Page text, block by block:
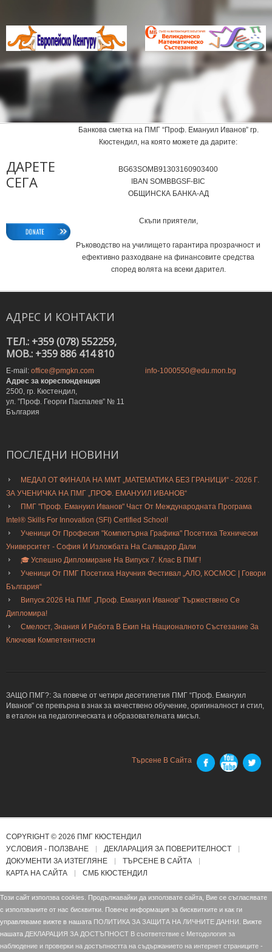
ДАРЕТЕ
СЕГА
Банкова сметка на ПМГ “Проф. Емануил Иванов” гр.
Кюстендил, на която можете да дарите:
BG63SOMB91303160903400
IВAN SOMBBGSF-BIC
ОБЩИНСКА БАНКА-АД
Скъпи приятели,
Ръководство на училището гарантира прозрачност и
ефективно разходване на финансовите средства
според волята на всеки дарител.
АДРЕС И КОНТАКТИ
ТЕЛ.: +359 (078) 552259,
MOB.: +359 886 414 810
E-mail: office@pmgkn.com
info-1000550@edu.mon.bg
Адрес за кореспонденция
2500, гр. Кюстендил,
ул. ”Проф. Георги Паспалев” № 11
България
ПОСЛЕДНИ НОВИНИ
МЕДАЛ ОТ ФИНАЛА НА ММТ „МАТЕМАТИКА БЕЗ ГРАНИЦИ“ - 2026 Г.
ЗА УЧЕНИЧКА НА ПМГ „ПРОФ. ЕМАНУИЛ ИВАНОВ“
ПМГ "Проф. Емануил Иванов" Част От Международната Програма
Intel® Skills For Innovation (SFI) Certified School!
Ученици От Професия "Компютърна Графика" Посетиха Технически
Университет - София И Изложбата На Салвадор Дали
🎓 Успешно Дипломиране На Випуск 7. Клас В ПМГ!
Ученици От ПМГ Посетиха Научния Фестивал „АЛО, КОСМОС | Говори
България“
Випуск 2026 На ПМГ „Проф. Емануил Иванов“ Тържествено Се
Дипломира!
Смелост, Знания И Работа В Екип На Националното Състезание За
Ключови Компетентности
ЗАЩО ПМГ?: За повече от четири десетилетия ПМГ “Проф. Емануил
Иванов” се превърна в знак за качествено обучение, оригиналност и стил,
в еталон на педагогическата и образователната мисъл.
Търсене В Сайта
COPYRIGHT © 2026 ПМГ КЮСТЕНДИЛ
УСЛОВИЯ - ПОЛЗВАНЕ
ДЕКЛАРАЦИЯ ЗА ПОВЕРИТЕЛНОСТ
ДОКУМЕНТИ ЗА ИЗТЕГЛЯНЕ
ТЪРСЕНЕ В САЙТА
КАРТА НА САЙТА
СМБ КЮСТЕНДИЛ
Този сайт използва cookies. Продължавайки да използвате сайта, Вие се съгласявате
с използваните от нас бисквитки. Повече информация за бисквитките и как ги
управляваме вижте в нашата ПОЛИТИКА ЗА ЗАЩИТА НА ЛИЧНИТЕ ДАННИ.
Вижте
нашата ДЕКЛАРАЦИЯ ЗА ДОСТЪПНОСТ В съответствие с Mетодология за
наблюдение и проверки на достъпността на съдържанието на интернет страниците -